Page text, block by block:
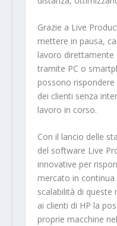
Grazie a Live
mettere in pausa,
lavoro direttamente
tramite PC o
possono
dei clienti senza
lavoro in corso.
Con il lancio delle
del software Live
innovative per
mercato in continua
scalabilità di queste
ai clienti di HP la
proprie macchine